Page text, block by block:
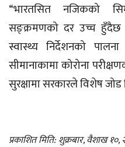
“भारतसित नजिकको
सङ्क्रमणको दर उच्च हुँदैछ
स्वास्थ्य निर्देशनको
सीमानाकामा कोरोना
सुरक्षामा सरकारले विशेष
प्रकाशित मिति: शुक्रबार, वैशाख